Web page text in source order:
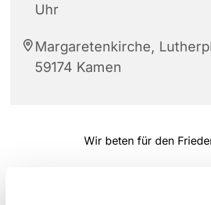
Uhr
Margaretenkirche,
59174 Kamen
Wir beten für den